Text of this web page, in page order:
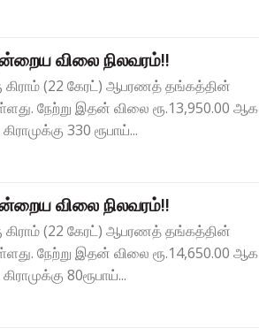
விலை நிலவரம்!!
(22 கேரட்) ஆபரணத் தங்கத்தின்
நேற்று இதன் விலை ரூ.13,950.00 ஆக
330 ரூபாய்...
விலை நிலவரம்!!
(22 கேரட்) ஆபரணத் தங்கத்தின்
நேற்று இதன் விலை ரூ.14,650.00 ஆக
80ரூபாய்...